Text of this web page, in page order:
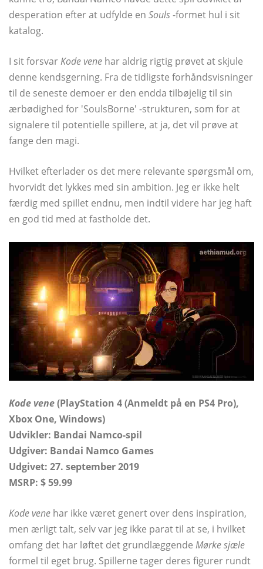
desperation efter at udfylde en Souls-formet hul i sit
katalog.
I sit forsvarKode vene har aldrig rigtig prøvet at skjule
denne kendsgerning. Fra de tidligste forhåndsvisninger
til de seneste demoer er den endda tilbøjelig til sin
ærbødighed for 'SoulsBorne' -strukturen, som for at
signalere til potentielle spillere, at ja, det vil prøve at
fange den magi.
Hvilket efterlader os det mere relevante spørgsmål om,
hvorvidt det lykkes med sin ambition. Jeg er ikke helt
færdig med spillet endnu, men indtil videre har jeg haft
en god tid med at fastholde det.
Kode vene(PlayStation 4 (Anmeldt på en PS4 Pro),
Xbox One, Windows)
Udvikler: Bandai Namco-spil
Udgiver: Bandai Namco Games
Udgivet: 27. september 2019
MSRP: $ 59.99
Kode vene har ikke været genert over dens inspiration,
men ærligt talt, selv var jeg ikke parat til at se, i hvilket
omfang det har løftet det grundlæggende Mørke sjæle
formel til eget brug. Spillerne tager deres figurer rundt